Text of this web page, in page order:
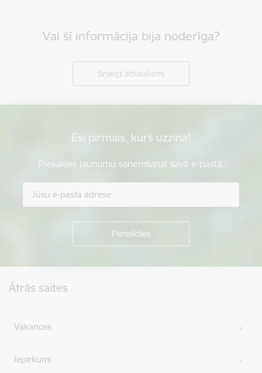
Vai šī informācija bija noderīga?
Sniegt atsauksmi
Esi pirmais, kurš uzzina!
Piesakies jaunumu saņemšanai savā e-pastā.
Ātrās saites
Vakances
Iepirkumi